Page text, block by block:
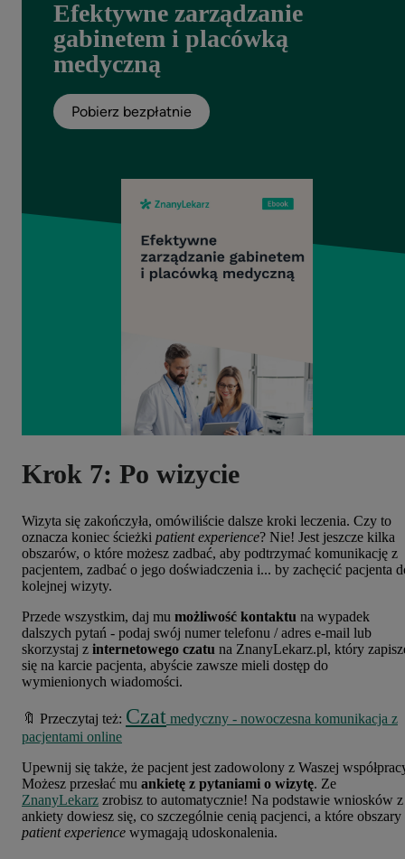
Efektywne zarządzanie
gabinetem i placówką
medyczną
Pobierz bezpłatnie
Krok 7: Po wizycie
Wizyta się zakończyła, omówiliście dalsze kroki leczenia. Czy to
oznacza koniec ścieżki patient experience? Nie! Jest jeszcze kilka
obszarów, o które możesz zadbać, aby podtrzymać komunikację z
pacjentem, zadbać o jego doświadczenia i... by zachęcić pacjenta
kolejnej wizyty.
Przede wszystkim, daj mu możliwość kontaktu na wypadek
dalszych pytań - podaj swój numer telefonu / adres e-mail lub
skorzystaj z internetowego czatu na ZnanyLekarz.pl, który
się na karcie pacjenta, abyście zawsze mieli dostęp do
wymienionych wiadomości.
🔖 Przeczytaj też: Czat medyczny - nowoczesna komunikacja z
pacjentami online
Upewnij się także, że pacjent jest zadowolony z Waszej
Możesz przesłać mu ankietę z pytaniami o wizytę. Ze
ZnanyLekarz zrobisz to automatycznie! Na podstawie wniosków z
ankiety dowiesz się, co szczególnie cenią pacjenci, a które obszary
patient experience wymagają udoskonalenia.